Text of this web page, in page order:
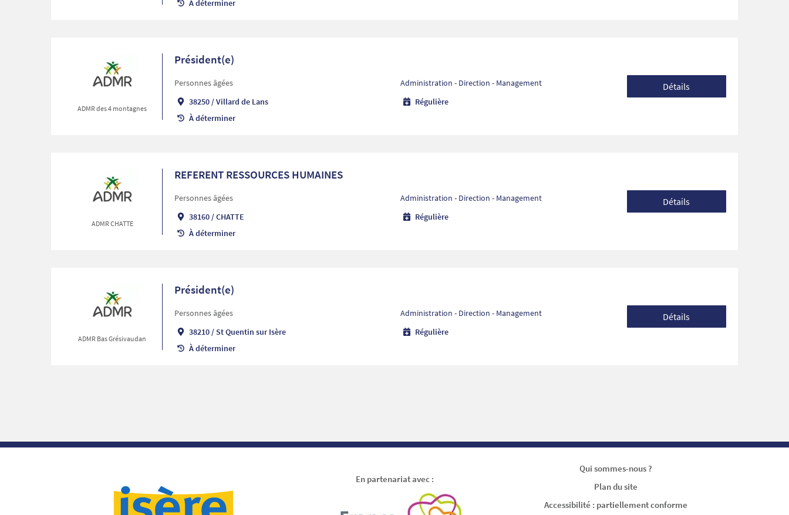
À déterminer
ADMR des 4 montagnes
Président(e)
Personnes âgées
Administration - Direction - Management
38250/Villard de Lans
Régulière
À déterminer
Détails
ADMR CHATTE
REFERENT RESSOURCES HUMAINES
Personnes âgées
Administration - Direction - Management
38160/CHATTE
Régulière
À déterminer
Détails
ADMR Bas Grésivaudan
Président(e)
Personnes âgées
Administration - Direction - Management
38210/ St Quentin sur Isère
Régulière
À déterminer
Détails
En partenariat avec :
Qui sommes-nous ?
Plan du site
Accessibilité : partiellement conforme